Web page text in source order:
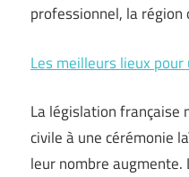
professionnel, la région
Les meilleurs lieux
La législation française
civile à une cérémonie
leur nombre